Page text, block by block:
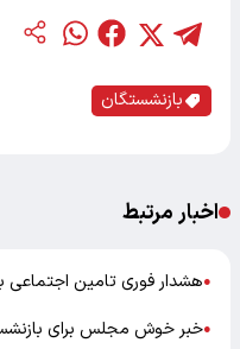
بازنشستگان
اخبار مرتبط
●هشدار فوری تامین اجتماعی
●خبر خوش مجلس برای